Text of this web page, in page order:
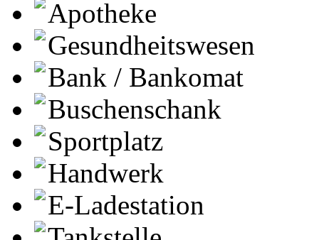
Apotheke
Gesundheitswesen
Bank / Bankomat
Buschenschank
Sportplatz
Handwerk
E-Ladestation